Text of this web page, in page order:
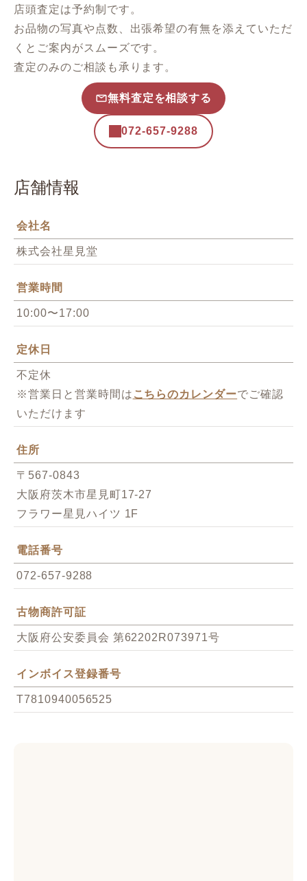
店頭査定は予約制です。
お品物の写真や点数、出張希望の有無を添えていただ
くとご案内がスムーズです。
査定のみのご相談も承ります。
無料査定を相談する
072-657-9288
店舗情報
会社名
株式会社星見堂
営業時間
10:00〜17:00
定休日
不定休
※営業日と営業時間は こちらのカレンダーでご確認
いただけます
住所
〒567-0843
大阪府茨木市星見町17-27
フラワー星見ハイツ 1F
電話番号
072-657-9288
古物商許可証
大阪府公安委員会 第62202R073971号
インボイス登録番号
T7810940056525